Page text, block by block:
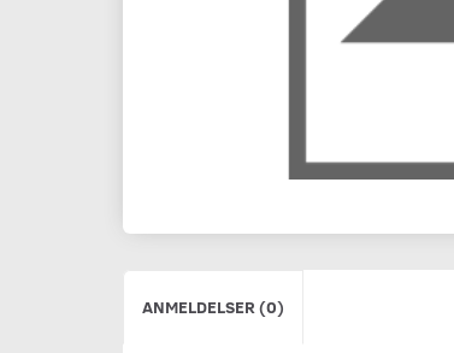
ANMELDELSER (0)